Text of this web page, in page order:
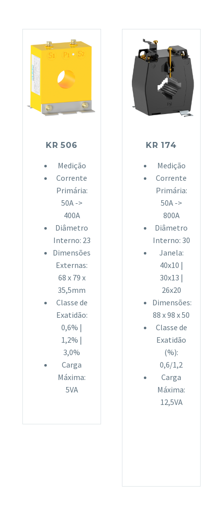
KR 506
Medição
Corrente
Primária:
50A ->
400A
Diâmetro
Interno: 23
Dimensões
Externas:
68 x 79 x
35,5mm
Classe de
Exatidão:
0,6% |
1,2% |
3,0%
Carga
Máxima:
5VA
KR 174
Medição
Corrente
Primária:
50A ->
800A
Diâmetro
Interno: 30
Janela:
40x10 |
30x13 |
26x20
Dimensões:
88 x 98 x 50
Classe de
Exatidão
(%):
0,6/1,2
Carga
Máxima:
12,5VA